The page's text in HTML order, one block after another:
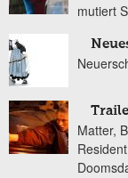
mutiert
Matter,